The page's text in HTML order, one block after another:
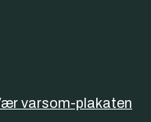
varsom-plakaten